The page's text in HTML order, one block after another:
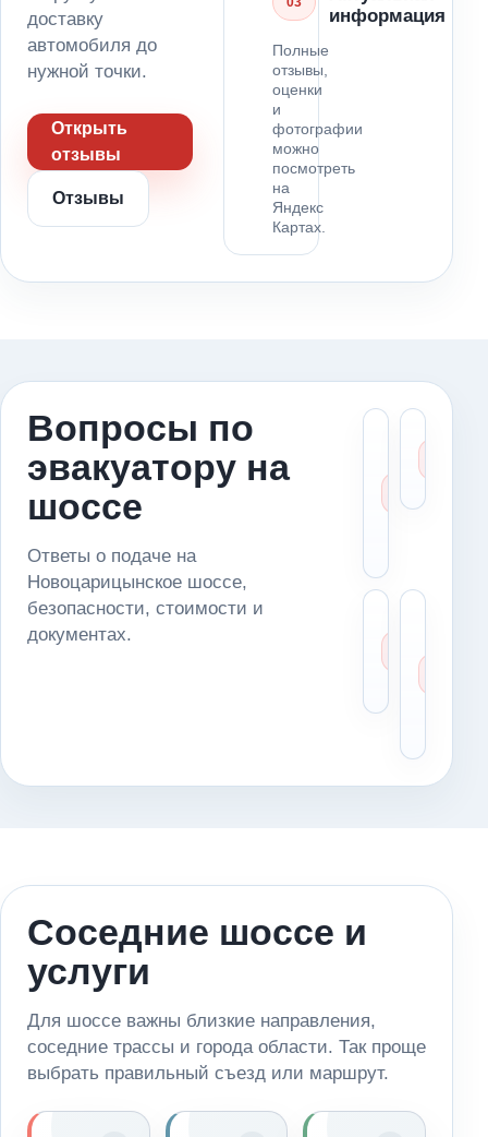
доставку
автомобиля до
нужной точки.
Открыть
отзывы
Отзывы
информация
Полные
отзывы,
оценки
и
фотографии
можно
посмотреть
на
Яндекс
Картах.
Вопросы по
эвакуатору на
шоссе
Ответы о подаче на
Новоцарицынское шоссе,
безопасности, стоимости и
документах.
Что
в
Соседние шоссе и
услуги
Для шоссе важны близкие направления,
соседние трассы и города области. Так проще
выбрать правильный съезд или маршрут.